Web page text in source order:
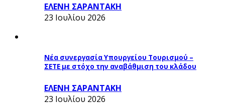
ΕΛΕΝΗ ΣΑΡΑΝΤΑΚΗ
23 Ιουλίου 2026
Νέα συνεργασία Υπουργείου Τουρισμού –
ΣΕΤΕ με στόχο την αναβάθμιση του κλάδου
ΕΛΕΝΗ ΣΑΡΑΝΤΑΚΗ
23 Ιουλίου 2026